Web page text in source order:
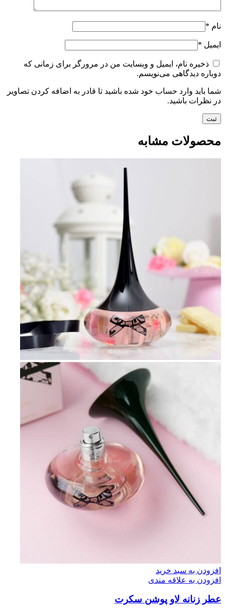
نام *
ایمیل *
ذخیره نام، ایمیل و وبسایت من در مرورگر برای زمانی که
دوباره دیدگاهی می‌نویسم.
شما باید وارد حساب خود شده باشید تا قادر به اضافه کردن تصاویر
در نظرات باشید.
محصولات مشابه
افزودن به سبد خرید
افزودن به علاقه مندی
عطر زنانه لاو پوشن سکرت